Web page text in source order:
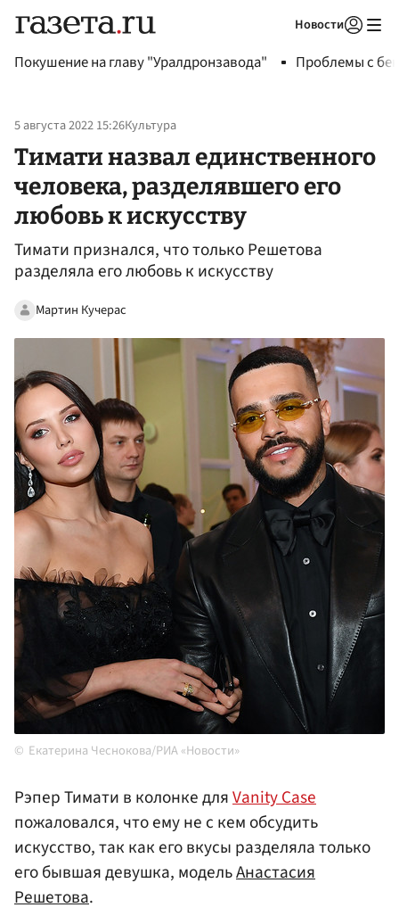
Новости
Покушение на главу "Уралдронзавода" Проблемы с
5 августа 2022 15:26Культура
Тимати назвал единственного
человека, разделявшего его
любовь к искусству
Тимати признался, что только Решетова
разделяла его любовь к искусству
Мартин Кучерас
Екатерина Чеснокова/РИА «Новости»
Рэпер Тимати в колонке дляVanity Case
пожаловался, что ему не с кем обсудить
искусство, так как его вкусы разделяла только
его бывшая девушка, модельАнастасия
Решетова.